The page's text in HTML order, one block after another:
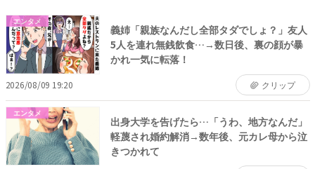
エンタメ
義姉「親族なんだし全部タダでしょ？」友人
5人を連れ無銭飲食…→数日後、裏の顔が暴
かれ一気に転落！
2026/08/09 19:20 クリップ
エンタメ
出身大学を告げたら…「うわ、地方なんだ」
軽蔑され婚約解消→数年後、元カレ母から泣
きつかれて